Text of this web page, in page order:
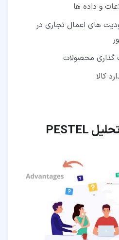
و داده ها
های اعمال تجاری در
گذاری محصولات
کالا
PESTEL